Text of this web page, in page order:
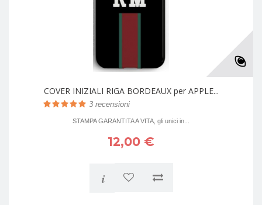
COVER INIZIALI RIGA BORDEAUX per APPLE...
3 recensioni
STAMPA GARANTITA A VITA, gli unici in...
12,00 €
i